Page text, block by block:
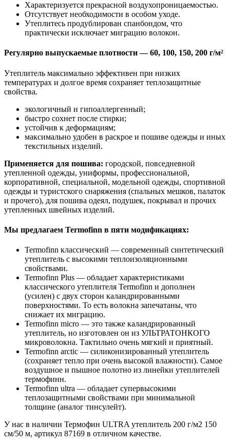
Характеризуется прекрасной воздухопроницаемостью.
Отсутствует необходимости в особом уходе.
Утеплитесь продублирован спанбондом, что
практически исключает миграцию волокон.
Регулярно выпускаемые плотности — 60, 100, 150, 200 г/м²
Утеплитель максимально эффективен при низких
температурах и долгое время сохраняет теплозащитные
свойства.
экологичный и гипоаллергенный;
быстро сохнет после стирки;
устойчив к деформациям;
максимально удобен в раскрое и пошиве одежды и иных
текстильных изделий.
Применяется для пошива: городской, повседневной
утепленной одежды, униформы, профессиональной,
корпоративной, специальной, модельной одежды, спортивной
одежды и туристского снаряжения (спальных мешков, палаток
и прочего), для пошива одеял, подушек, покрывал и прочих
утепленных швейных изделий.
Мы предлагаем Termofinn в пяти модификациях:
Termofinn классический — современный синтетический
утеплитель с высокими теплоизоляционными
свойствами.
Termofinn Plus — обладает характеристиками
классического утеплителя Termofinn и дополнен
(усилен) с двух сторон каландрированными
поверхностями. То есть волокна запечатаны, что
снижает их миграцию.
Termofinn micro — это также каландрированный
утеплитель, но изготовлен он из УЛЬТРАТОНКОГО
микроволокна. Тактильно очень мягкий и приятный.
Termofinn arctic — силиконизированный утеплитель
(сохраняет тепло при очень высокой влажности). Самое
воздушное и пышное полотно из линейки утеплителей
термофинн.
Termofinn ultra — обладает супервысокими
теплозащитными свойствами при минимальной
толщине (аналог тинсулейт).
У нас в наличии Термофин ULTRA утеплитель 200 г/м2 150
см/50 м, артикул 87169 в отличном качестве.